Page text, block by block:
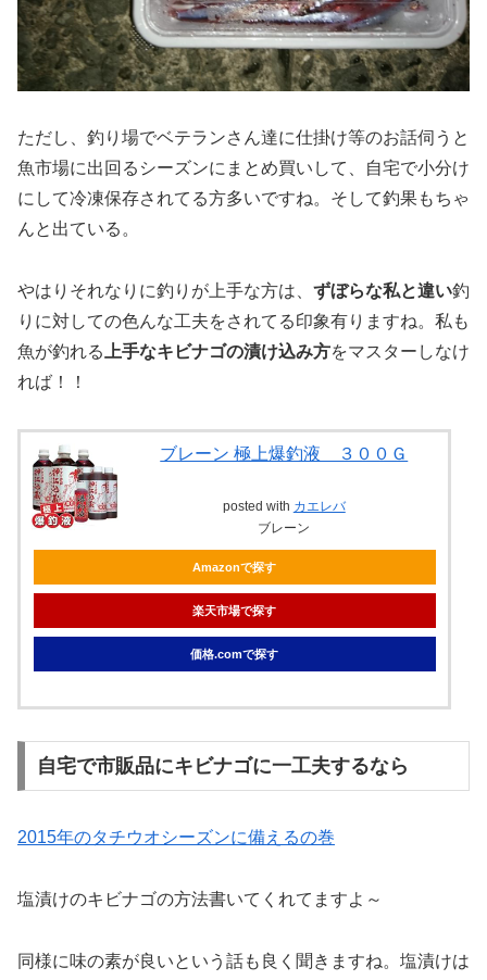
ただし、釣り場でベテランさん達に仕掛け等のお話伺うと
魚市場に出回るシーズンにまとめ買いして、自宅で小分け
にして冷凍保存されてる方多いですね。そして釣果もちゃ
んと出ている。
やはりそれなりに釣りが上手な方は、 ずぼらな私と違い釣
りに対しての色んな工夫をされてる印象有りますね。私も
魚が釣れる
上手なキビナゴの漬け込み方をマスターしなけ
れば！！
ブレーン 極上爆釣液 ３００Ｇ
posted with カエレバ
ブレーン
Amazonで探す
楽天市場で探す
価格.comで探す
自宅で市販品にキビナゴに一工夫するなら
2015年のタチウオシーズンに備えるの巻
塩漬けのキビナゴの方法書いてくれてますよ～
同様に味の素が良いという話も良く聞きますね。塩漬けは